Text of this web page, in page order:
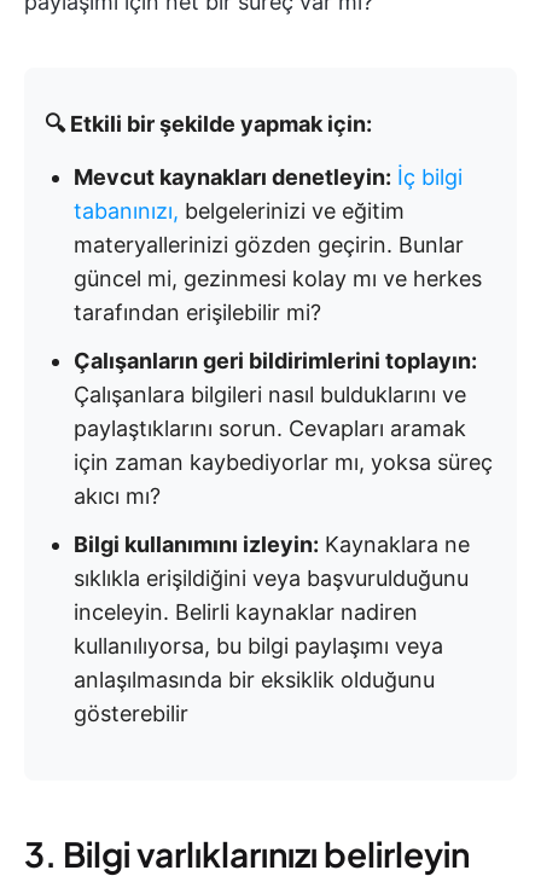
🔍 Etkili bir şekilde yapmak için:
Mevcut kaynakları denetleyin: İç bilgi
tabanınızı, belgelerinizi ve eğitim
materyallerinizi gözden geçirin. Bunlar
güncel mi, gezinmesi kolay mı ve herkes
tarafından erişilebilir mi?
Çalışanların geri bildirimlerini toplayın:
Çalışanlara bilgileri nasıl bulduklarını ve
paylaştıklarını sorun. Cevapları aramak
için zaman kaybediyorlar mı, yoksa süreç
akıcı mı?
Bilgi kullanımını izleyin: Kaynaklara ne
sıklıkla erişildiğini veya başvurulduğunu
inceleyin. Belirli kaynaklar nadiren
kullanılıyorsa, bu bilgi paylaşımı veya
anlaşılmasında bir eksiklik olduğunu
gösterebilir
3. Bilgi varlıklarınızı belirleyin